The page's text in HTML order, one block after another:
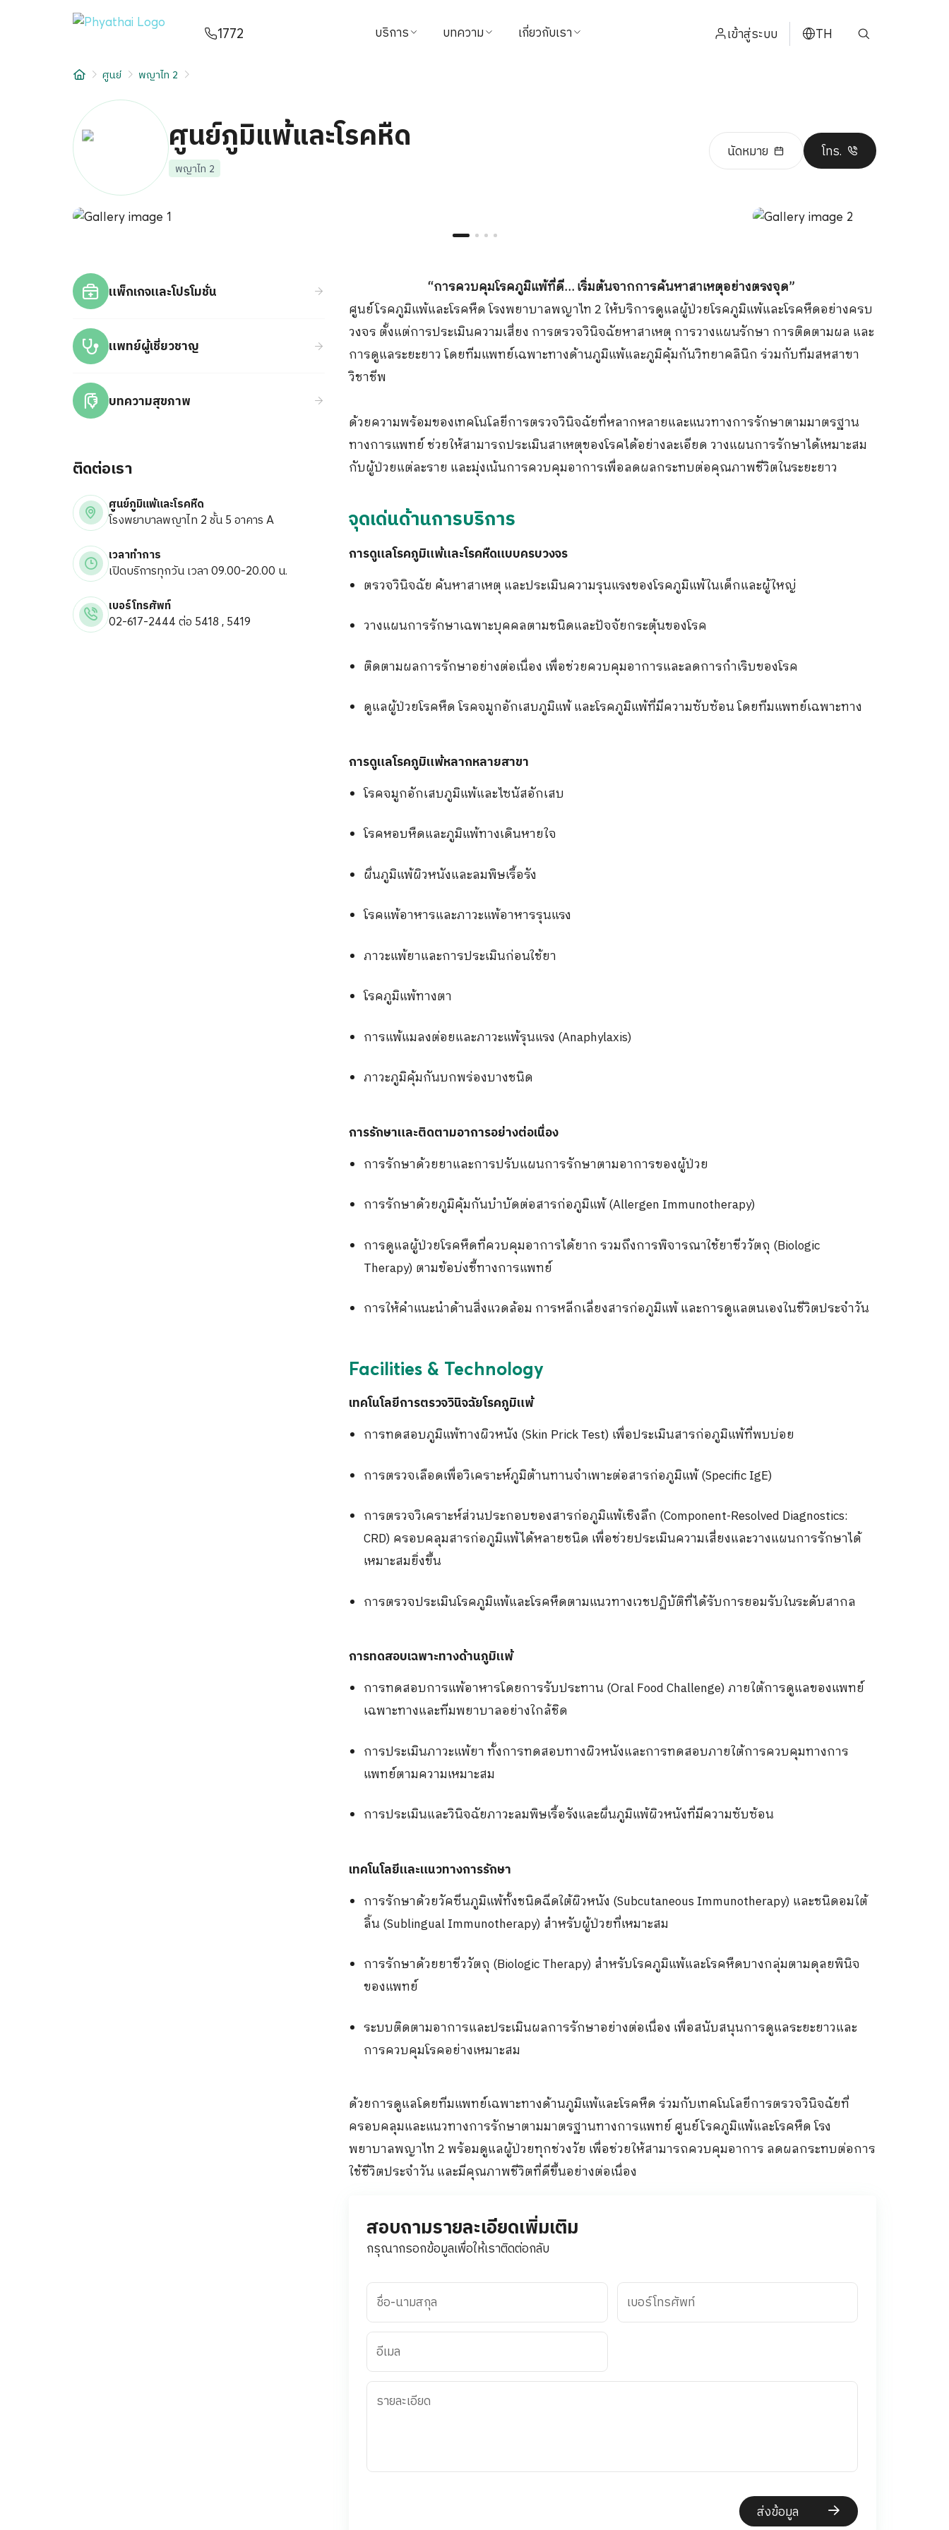
1772 บริการ
แนะนำบริการ
นโยบายการคืนเงิน
ขอประวัติการรักษา
บทความ เกี่ยวกับเรา
ข่าวสาร
ร่วมงานกับเรา
เข้าสู่ระบบ TH
日本
عربي
English
บทความ
เกี่ยวกับเรา
สาขาโรงพยาบาล
ศูนย์ พญาไท 2
ศูนย์ภูมิแพ้และโรคหืด
พญาไท 2
นัดหมาย โทร.
แพ็กเกจและโปรโมชั่น
แพทย์ผู้เชี่ยวชาญ
บทความสุขภาพ
ติดต่อเรา
ศูนย์ภูมิแพ้และโรคหืด
โรงพยาบาลพญาไท 2 ชั้น 5 อาคาร A
เวลาทำการ
เปิดบริการทุกวัน เวลา 09.00-20.00 น.
เบอร์โทรศัพท์
02-617-2444 ต่อ 5418 , 5419
“การควบคุมโรคภูมิแพ้ที่ดี…เริ่มต้นจากการค้นหาสาเหตุอย่างตรงจุด”
ศูนย์โรคภูมิแพ้และโรคหืด โรงพยาบาลพญาไท 2ให้บริการดูแลผู้ป่วยโรคภูมิแพ้และโรคหืดอย่างครบ
วงจร ตั้งแต่การประเมินความเสี่ยง การตรวจวินิจฉัยหาสาเหตุ การวางแผนรักษา การติดตามผล และ
การดูแลระยะยาว โดยทีมแพทย์เฉพาะทางด้านภูมิแพ้และภูมิคุ้มกันวิทยาคลินิก ร่วมกับทีมสหสาขา
วิชาชีพ
ด้วยความพร้อมของเทคโนโลยีการตรวจวินิจฉัยที่หลากหลายและแนวทางการรักษาตามมาตรฐาน
ทางการแพทย์ ช่วยให้สามารถประเมินสาเหตุของโรคได้อย่างละเอียด วางแผนการรักษาได้เหมาะสม
กับผู้ป่วยแต่ละราย และมุ่งเน้นการควบคุมอาการเพื่อลดผลกระทบต่อคุณภาพชีวิตในระยะยาว
จุดเด่นด้านการบริการ
การดูแลโรคภูมิแพ้และโรคหืดแบบครบวงจร
ตรวจวินิจฉัย ค้นหาสาเหตุ และประเมินความรุนแรงของโรคภูมิแพ้ในเด็กและผู้ใหญ่
วางแผนการรักษาเฉพาะบุคคลตามชนิดและปัจจัยกระตุ้นของโรค
ติดตามผลการรักษาอย่างต่อเนื่อง เพื่อช่วยควบคุมอาการและลดการกำเริบของโรค
ดูแลผู้ป่วยโรคหืด โรคจมูกอักเสบภูมิแพ้ และโรคภูมิแพ้ที่มีความซับซ้อน โดยทีมแพทย์เฉพาะทาง
การดูแลโรคภูมิแพ้หลากหลายสาขา
โรคจมูกอักเสบภูมิแพ้และไซนัสอักเสบ
โรคหอบหืดและภูมิแพ้ทางเดินหายใจ
ผื่นภูมิแพ้ผิวหนังและลมพิษเรื้อรัง
โรคแพ้อาหารและภาวะแพ้อาหารรุนแรง
ภาวะแพ้ยาและการประเมินก่อนใช้ยา
โรคภูมิแพ้ทางตา
การแพ้แมลงต่อยและภาวะแพ้รุนแรง (Anaphylaxis)
ภาวะภูมิคุ้มกันบกพร่องบางชนิด
การรักษาและติดตามอาการอย่างต่อเนื่อง
การรักษาด้วยยาและการปรับแผนการรักษาตามอาการของผู้ป่วย
การรักษาด้วยภูมิคุ้มกันบำบัดต่อสารก่อภูมิแพ้(Allergen Immunotherapy)
การดูแลผู้ป่วยโรคหืดที่ควบคุมอาการได้ยาก รวมถึงการพิจารณาใช้ยาชีววัตถุ (Biologic
Therapy) ตามข้อบ่งชี้ทางการแพทย์
การให้คำแนะนำด้านสิ่งแวดล้อม การหลีกเลี่ยงสารก่อภูมิแพ้ และการดูแลตนเองในชีวิตประจำวัน
Facilities & Technology
เทคโนโลยีการตรวจวินิจฉัยโรคภูมิแพ้
การทดสอบภูมิแพ้ทางผิวหนัง (Skin Prick Test) เพื่อประเมินสารก่อภูมิแพ้ที่พบบ่อย
การตรวจเลือดเพื่อวิเคราะห์ภูมิต้านทานจำเพาะต่อสารก่อภูมิแพ้(Specific IgE)
การตรวจวิเคราะห์ส่วนประกอบของสารก่อภูมิแพ้เชิงลึก (Component-Resolved Diagnostics:
CRD) ครอบคลุมสารก่อภูมิแพ้ได้หลายชนิด เพื่อช่วยประเมินความเสี่ยงและวางแผนการรักษาได้
เหมาะสมยิ่งขึ้น
การตรวจประเมินโรคภูมิแพ้และโรคหืดตามแนวทางเวชปฏิบัติที่ได้รับการยอมรับในระดับสากล
การทดสอบเฉพาะทางด้านภูมิแพ้
การทดสอบการแพ้อาหารโดยการรับประทาน (Oral Food Challenge)ภายใต้การดูแลของแพทย์
เฉพาะทางและทีมพยาบาลอย่างใกล้ชิด
การประเมินภาวะแพ้ยา ทั้งการทดสอบทางผิวหนังและการทดสอบภายใต้การควบคุมทางการ
แพทย์ตามความเหมาะสม
การประเมินและวินิจฉัยภาวะลมพิษเรื้อรังและผื่นภูมิแพ้ผิวหนังที่มีความซับซ้อน
เทคโนโลยีและแนวทางการรักษา
การรักษาด้วยวัคซีนภูมิแพ้ทั้งชนิดฉีดใต้ผิวหนัง (Subcutaneous Immunotherapy) และชนิดอมใต้
ลิ้น (Sublingual Immunotherapy) สำหรับผู้ป่วยที่เหมาะสม
การรักษาด้วยยาชีววัตถุ (Biologic Therapy) สำหรับโรคภูมิแพ้และโรคหืดบางกลุ่มตามดุลยพินิจ
ของแพทย์
ระบบติดตามอาการและประเมินผลการรักษาอย่างต่อเนื่อง เพื่อสนับสนุนการดูแลระยะยาวและ
การควบคุมโรคอย่างเหมาะสม
ด้วยการดูแลโดยทีมแพทย์เฉพาะทางด้านภูมิแพ้และโรคหืด ร่วมกับเทคโนโลยีการตรวจวินิจฉัยที่
ครอบคลุมและแนวทางการรักษาตามมาตรฐานทางการแพทย์ ศูนย์โรคภูมิแพ้และโรคหืด โรง
พยาบาลพญาไท 2พร้อมดูแลผู้ป่วยทุกช่วงวัย เพื่อช่วยให้สามารถควบคุมอาการ ลดผลกระทบต่อการ
ใช้ชีวิตประจำวัน และมีคุณภาพชีวิตที่ดีขึ้นอย่างต่อเนื่อง
สอบถามรายละเอียดเพิ่มเติม
กรุณากรอกข้อมูลเพื่อให้เราติดต่อกลับ
ชื่อ-นามสกุล เบอร์โทรศัพท์
อีเมล
รายละเอียด
ส่งข้อมูล